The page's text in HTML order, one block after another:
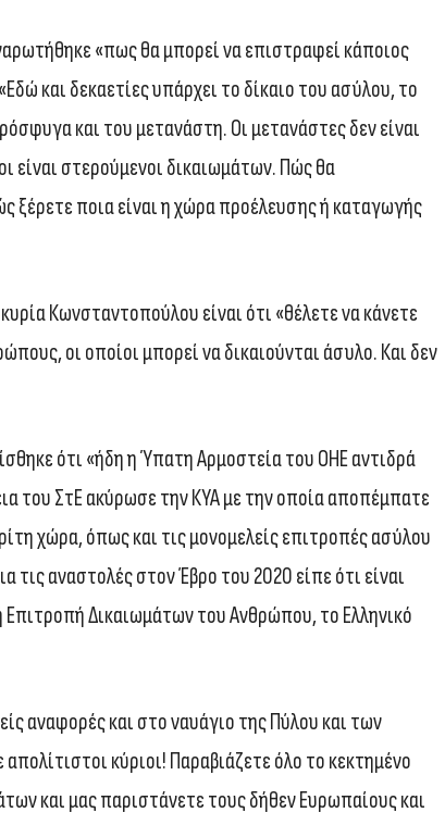
«πως θα μπορεί να επιστραφεί κάποιος
και δεκαετίες υπάρχει το δίκαιο του ασύλου, το
και του μετανάστη. Οι μετανάστες δεν είναι
είναι στερούμενοι δικαιωμάτων. Πώς θα
ξέρετε ποια είναι η χώρα προέλευσης ή καταγωγής
Κωνσταντοπούλου είναι ότι «θέλετε να κάνετε
οι οποίοι μπορεί να δικαιούνται άσυλο. Και δεν
ότι «ήδη η Ύπατη Αρμοστεία του ΟΗΕ αντιδρά
του ΣτΕ ακύρωσε την ΚΥΑ με την οποία αποπέμπατε
χώρα, όπως και τις μονομελείς επιτροπές ασύλου
τις αναστολές στον Έβρο του 2020 είπε ότι είναι
Επιτροπή Δικαιωμάτων του Ανθρώπου, το Ελληνικό
αναφορές και στο ναυάγιο της Πύλου και των
κύριοι! Παραβιάζετε όλο το κεκτημένο
και μας παριστάνετε τους δήθεν Ευρωπαίους και